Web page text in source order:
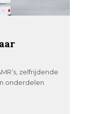
zelfrijdende
onderdelen